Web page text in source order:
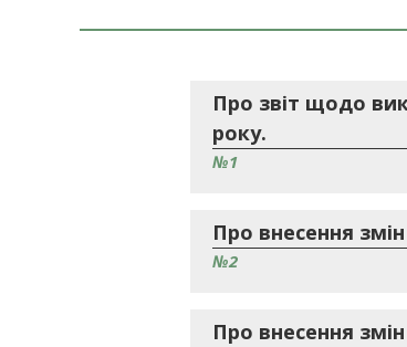
Про звіт щодо
року.
№1
Про внесення
№2
Про внесення